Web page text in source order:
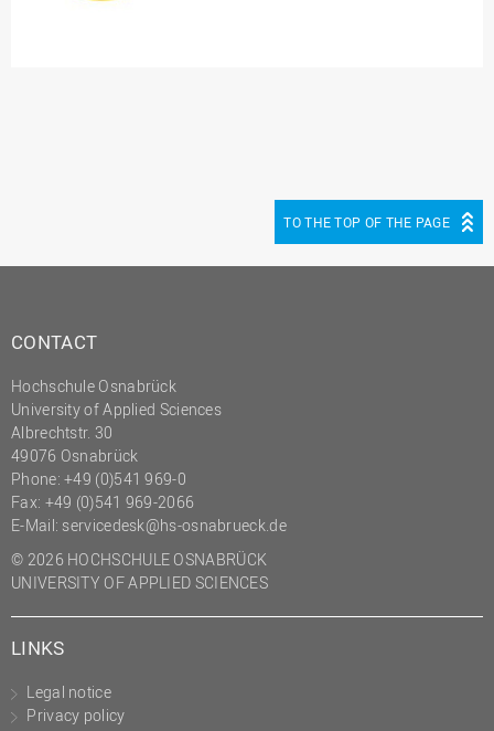
TO THE TOP OF THE PAGE
CONTACT
Hochschule Osnabrück
University of Applied Sciences
Albrechtstr. 30
49076 Osnabrück
Phone: +49 (0)541 969-0
Fax: +49 (0)541 969-2066
E-Mail: servicedesk@hs-osnabrueck.de
© 2026 HOCHSCHULE OSNABRÜCK
UNIVERSITY OF APPLIED SCIENCES
LINKS
Legal notice
Privacy policy